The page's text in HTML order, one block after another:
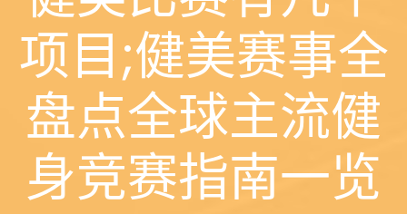
项目;健美赛事全
盘点全球主流健
身竞赛指南一览